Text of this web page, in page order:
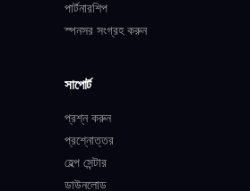
পার্টনারশিপ
স্পনসর সংগ্রহ করুন
সাপোর্ট
প্রশ্ন করুন
প্রশ্নোত্তর
হেল্প সেন্টার
ডাউনলোড